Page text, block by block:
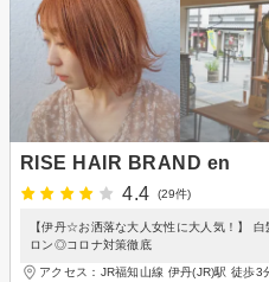
RISE HAIR BRAND en
4.4
(29件)
【伊丹☆お洒落な大人女性に大人気！】
ロン◎コロナ対策徹底
アクセス：JR福知山線 伊丹(JR)駅 徒歩